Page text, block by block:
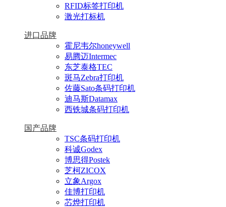
RFID标签打印机
激光打标机
进口品牌
霍尼韦尔honeywell
易腾迈Intermec
东芝泰格TEC
斑马Zebra打印机
佐藤Sato条码打印机
迪马斯Datamax
西铁城条码打印机
国产品牌
TSC条码打印机
科诚Godex
博思得Postek
芝柯ZICOX
立象Argox
佳博打印机
芯烨打印机